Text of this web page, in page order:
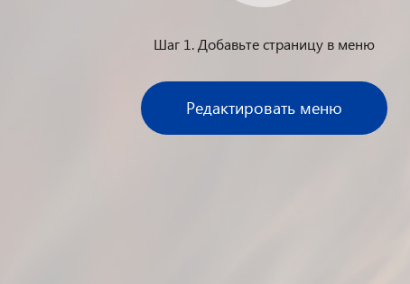
Шаг 1. Добавьте страницу в меню
Редактировать меню